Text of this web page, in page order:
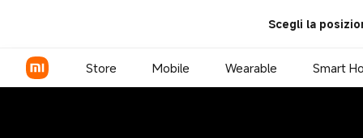
Scegli la
Store Mobile Wearable Smart
Xiaomi Black Friday 2024 -